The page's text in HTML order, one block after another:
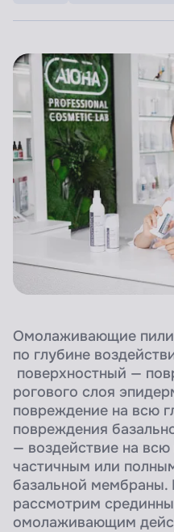
Омолаживающие
по глубине
поверхностный —
рогового слоя
повреждение на всю
повреждения
— воздействие на
частичным или
базальной мембраны.
рассмотрим
омолаживающим